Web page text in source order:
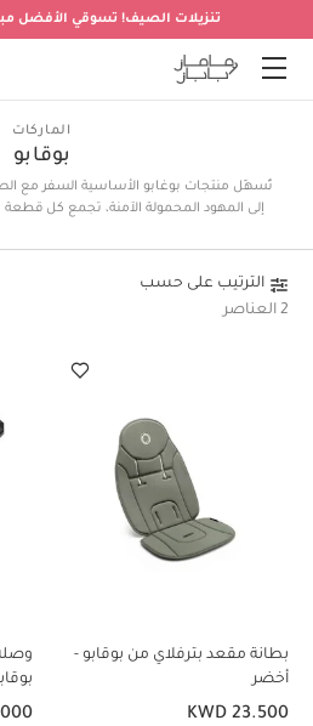
تنزيلات الصيف! تسوقي الأفضل
الماركات
بوقابو
تُسهّل منتجات بوغابو الأساسية السفر مع
إلى المهود المحمولة الآمنة، تجمع كل قطعة
الترتيب على حسب
2 العناصر
بطانة مقعد بترفلاي من بوقابو -
أخضر
KWD 23.500